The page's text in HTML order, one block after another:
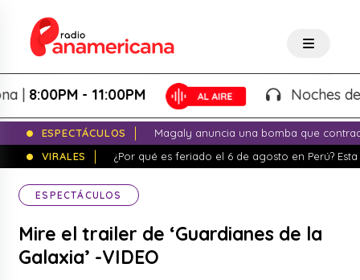
- 11:00PM Noches de
ESPECTÁCULOS
Magaly anuncia una bomba que
VIRALES
¿Por qué es feriado el 6 de agosto en Perú?
ESPECTÁCULOS
Mire el trailer de ‘Guardianes de la
Galaxia’ -VIDEO